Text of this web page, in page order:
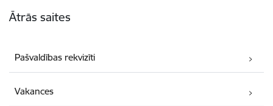
Ātrās saites
Pašvaldības rekvizīti
Vakances